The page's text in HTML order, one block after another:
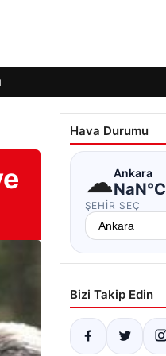
Hava Durumu
☁Ankara
NaN°C
ŞEHIR SEÇ
Bizi Takip Edin